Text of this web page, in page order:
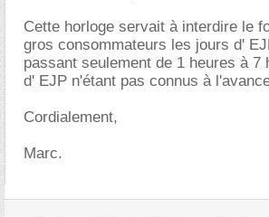
Cette horloge servait à interdire le
gros consommateurs les jours d'
passant seulement de 1 heures à 7
d' EJP n'étant pas connus à
Cordialement,
Marc.